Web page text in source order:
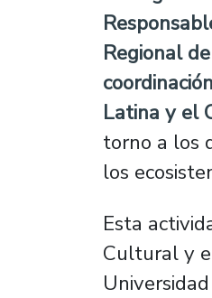
Regional
Latina y el
torno a los
los
Esta
Cultural y